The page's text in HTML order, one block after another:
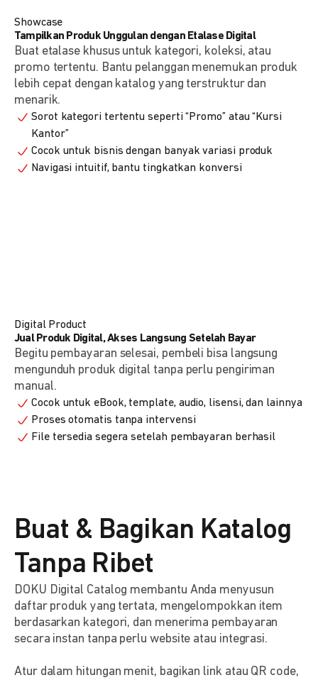
Showcase
Tampilkan Produk Unggulan dengan Etalase Digital
Buat etalase khusus untuk kategori, koleksi, atau
promo tertentu. Bantu pelanggan menemukan produk
lebih cepat dengan katalog yang terstruktur dan
menarik.
Sorot kategori tertentu seperti “Promo” atau “Kursi
Kantor”
Cocok untuk bisnis dengan banyak variasi produk
Navigasi intuitif, bantu tingkatkan konversi
Digital Product
Jual Produk Digital, Akses Langsung Setelah Bayar
Begitu pembayaran selesai, pembeli bisa langsung
mengunduh produk digital tanpa perlu pengiriman
manual.
Cocok untuk eBook, template, audio, lisensi, dan lainnya
Proses otomatis tanpa intervensi
File tersedia segera setelah pembayaran berhasil
Buat & Bagikan Katalog
Tanpa Ribet
DOKU Digital Catalog membantu Anda menyusun
daftar produk yang tertata, mengelompokkan item
berdasarkan kategori, dan menerima pembayaran
secara instan tanpa perlu website atau integrasi.
Atur dalam hitungan menit, bagikan link atau QR code,